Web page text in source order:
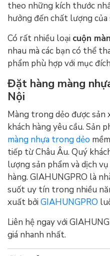
theo những kích thước
hưởng đến chất lượng của
Có rất nhiều loại cuộn
nhau mà các bạn có thể
phẩm phù hợp với mục
Đặt hàng màng
Nội
Màng trong dẻo được
khách hàng yêu cầu. Sản
màng nhựa trong dẻo
tiếp từ Châu Âu. Quý
lượng sản phẩm và dịch
hàng. GIAHUNGPRO là
suốt uy tín trong nhiều
xuất bởi GIAHUNGPRO
Liên hệ ngay với
giá nhanh nhất.